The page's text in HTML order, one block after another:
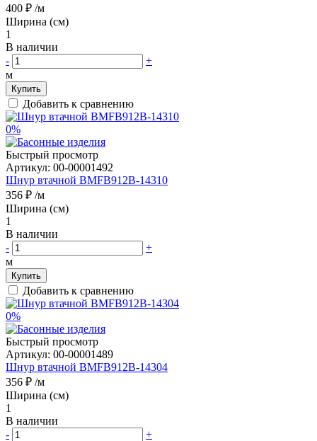
400 ₽ /м
Ширина (см)
1
В наличии
-
+
м
Купить
Добавить к сравнению
0%
Быстрый просмотр
Артикул: 00-00001492
Шнур втачной BMFB912B-14310
356 ₽ /м
Ширина (см)
1
В наличии
-
+
м
Купить
Добавить к сравнению
0%
Быстрый просмотр
Артикул: 00-00001489
Шнур втачной BMFB912B-14304
356 ₽ /м
Ширина (см)
1
В наличии
-
+